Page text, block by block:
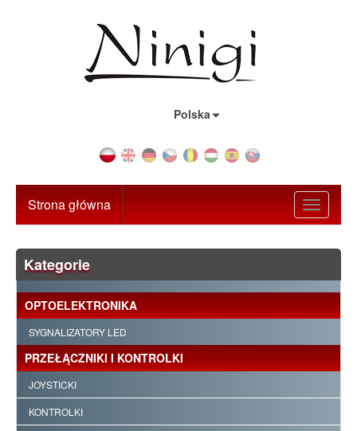
Polska
Toggle
Strona główna
Kategorie
OPTOELEKTRONIKA
SYGNALIZATORY LED
PRZEŁĄCZNIKI I KONTROLKI
JOYSTICKI
KONTROLKI